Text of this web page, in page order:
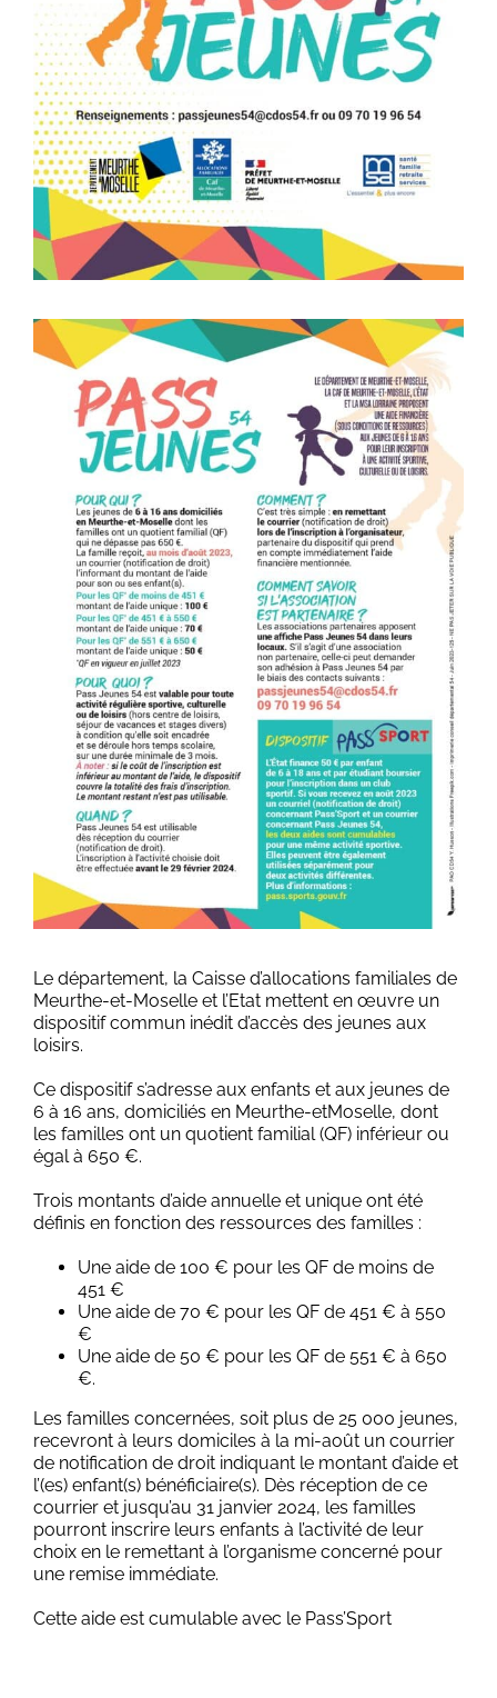
Le département, la Caisse d’allocations familiales de
Meurthe-et-Moselle et l’Etat mettent en œuvre un
dispositif commun inédit d’accès des jeunes aux
loisirs.
Ce dispositif s’adresse aux enfants et aux jeunes de
6 à 16 ans, domiciliés en Meurthe-etMoselle, dont
les familles ont un quotient familial (QF) inférieur ou
égal à 650 €.
Trois montants d’aide annuelle et unique ont été
définis en fonction des ressources des familles :
Une aide de 100 € pour les QF de moins de
451 €
Une aide de 70 € pour les QF de 451 € à 550
€
Une aide de 50 € pour les QF de 551 € à 650
€.
Les familles concernées, soit plus de 25 000 jeunes,
recevront à leurs domiciles à la mi-août un courrier
de notification de droit indiquant le montant d’aide et
l’(es) enfant(s) bénéficiaire(s). Dès réception de ce
courrier et jusqu’au 31 janvier 2024, les familles
pourront inscrire leurs enfants à l’activité de leur
choix en le remettant à l’organisme concerné pour
une remise immédiate.
Cette aide est cumulable avec le Pass’Sport